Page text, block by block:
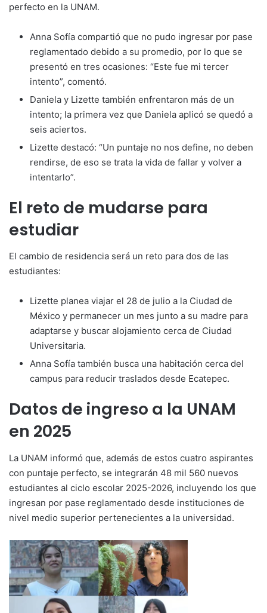
perfecto en la UNAM.
Anna Sofía compartió que no pudo ingresar por pase
reglamentado debido a su promedio, por lo que se
presentó en tres ocasiones: “Este fue mi tercer
intento”, comentó.
Daniela y Lizette también enfrentaron más de un
intento; la primera vez que Daniela aplicó se quedó a
seis aciertos.
Lizette destacó: “Un puntaje no nos define, no deben
rendirse, de eso se trata la vida de fallar y volver a
intentarlo”.
El reto de mudarse para
estudiar
El cambio de residencia será un reto para dos de las
estudiantes:
Lizette planea viajar el 28 de julio a la Ciudad de
México y permanecer un mes junto a su madre para
adaptarse y buscar alojamiento cerca de Ciudad
Universitaria.
Anna Sofía también busca una habitación cerca del
campus para reducir traslados desde Ecatepec.
Datos de ingreso a la UNAM
en 2025
La UNAM informó que, además de estos cuatro aspirantes
con puntaje perfecto, se integrarán 48 mil 560 nuevos
estudiantes al ciclo escolar 2025-2026, incluyendo los que
ingresan por pase reglamentado desde instituciones de
nivel medio superior pertenecientes a la universidad.